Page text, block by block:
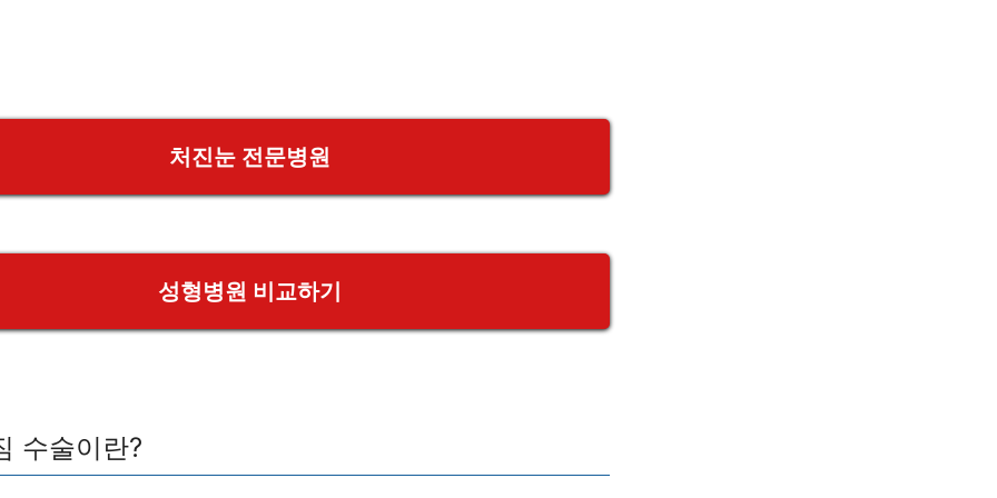
처진눈 전문병원
성형병원 비교하기
수술이란?